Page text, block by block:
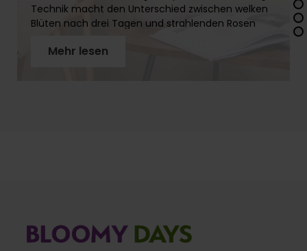
Technik macht den Unterschied zwischen welken
Blüten nach drei Tagen und strahlenden Rosen
Schritt für Schritt, wie Du Rosenstiele richtig
Mehr lesen